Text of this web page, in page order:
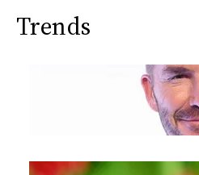
Trends